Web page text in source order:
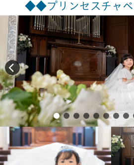
◆◆プリンセスチャ